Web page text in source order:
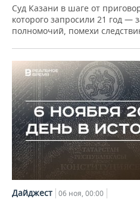
Суд Казани в шаге от
которого запросили 21 год —
полномочий, помехи
Дайджест 06 ноя, 00:00